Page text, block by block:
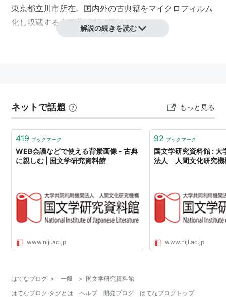
東京都立川市所在。国内外の古典籍をマイクロフィルム
化し収蔵する大学共同利用機関。
解説の続きを読む
ネットで話題 もっと見る
419 ブックマーク
WEB会議などで使える背景画像 - 古典
に親しむ | 国文学研究資料館
www.nijl.ac.jp
92 ブックマーク
国文学研究資料館 : 大
法人 人間文化研究機
www.nijl.ac.jp
はてなブログ > 一般 > 国文学研究資料館
はてなブログ タグとは
ヘルプ 開発ブログ はてなブログトップ